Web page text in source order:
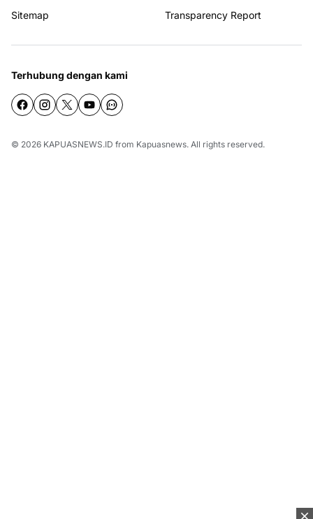
Sitemap Transparency Report
Terhubung dengan kami
© 2026 KAPUASNEWS.ID from Kapuasnews. All rights reserved.